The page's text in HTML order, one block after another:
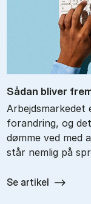
Så­dan bli­ver
forandring, og
dømme ved med
står nemlig på
Se artikel